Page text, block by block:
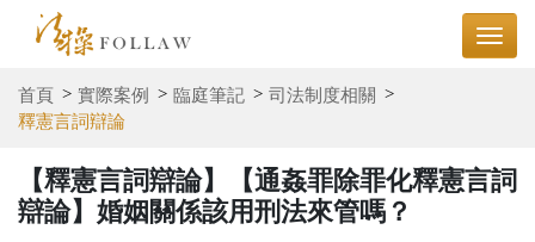
首頁 實際案例 臨庭筆記
司法制度相關
釋憲言詞辯論
【釋憲言詞辯論】【通姦罪除罪化釋憲言詞
辯論】婚姻關係該用刑法來管嗎？